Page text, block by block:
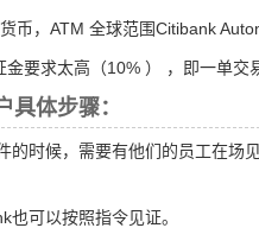
币，ATM 全球范围Citibank
要求太高（10% ） ，即一单
体步骤：
的时候，需要有他们的员工在场
也可以按照指令见证。